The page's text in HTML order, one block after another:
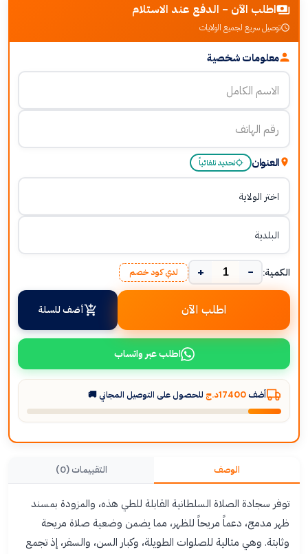
اطلب الآن - الدفع عند الاستلام
توصيل سريع لجميع الولايات
معلومات شخصية
العنوان تحديد تلقائياً
الكمية: −
+ لدي كود خصم
اطلب الآن أضف للسلة
اطلب عبر واتساب
أضف 17400د.ج للحصول على التوصيل المجاني 🚚
الوصف التقييمات (0)
توفر سجادة الصلاة السلطانية القابلة للطي هذه، والمزودة بمسند
ظهر مدمج، دعماً مريحاً للظهر، مما يضمن وضعية صلاة مريحة
وثابتة. وهي مثالية للصلوات الطويلة، وكبار السن، والسفر، إذ تجمع